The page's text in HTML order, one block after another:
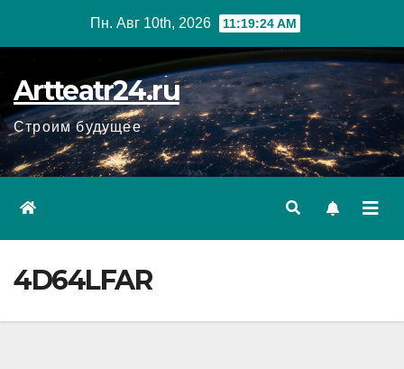
Пн. Авг 10th, 2026 11:19:25 AM
Artteatr24.ru
Строим будущее
4D64LFAR